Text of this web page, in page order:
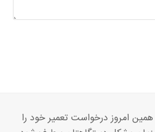
امروز درخواست تعمیر خود را